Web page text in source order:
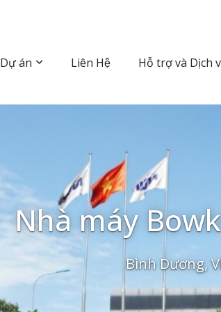
Dự án Liên Hệ Hỗ trợ và Dịch
Nhà máy
Bình Dương,